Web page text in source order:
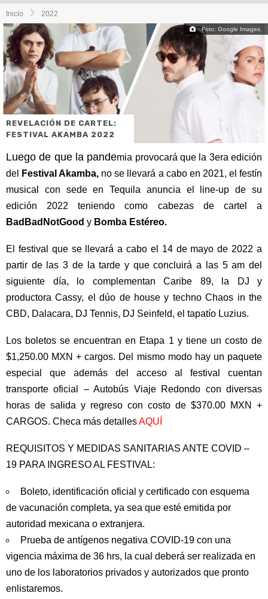
Inicio 2022
Foto: Google Images.
REVELACIÓN DE CARTEL:
FESTIVAL AKAMBA 2022
Luego de que la pandemia provocará que la 3era edición
del
Festival Akamba, no se llevará a cabo en 2021, el festín
musical con sede en Tequila anuncia el line-up de su
edición 2022 teniendo como cabezas de cartel a
BadBadNotGood y Bomba Estéreo.
El festival que se llevará a cabo el 14 de mayo de 2022 a
partir de las 3 de la tarde y que concluirá a las 5 am del
siguiente día, lo complementan Caribe 89, la DJ y
productora Cassy, el dúo de house y techno Chaos in the
CBD, Dalacara, DJ Tennis, DJ Seinfeld, el tapatío Luzius.
Los boletos se encuentran en Etapa 1 y tiene un costo de
$1,250.00 MXN + cargos. Del mismo modo hay un paquete
especial que además del acceso al festival cuentan
transporte oficial – Autobús Viaje Redondo con diversas
horas de salida y regreso con costo de $370.00 MXN +
CARGOS. Checa más detallesAQUÍ
REQUISITOS Y MEDIDAS SANITARIAS ANTE COVID –
19 PARA INGRESO AL FESTIVAL:
Boleto, identificación oficial y certificado con esquema
de vacunación completa, ya sea que esté emitida por
autoridad mexicana o extranjera.
Prueba de antígenos negativa COVID-19 con una
vigencia máxima de 36 hrs, la cual deberá ser realizada en
uno de los laboratorios privados y autorizados que pronto
enlistaremos.